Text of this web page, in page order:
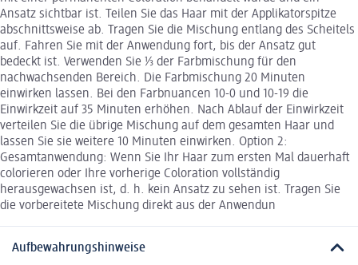
Ansatz sichtbar ist. Teilen Sie das Haar mit der Applikatorspitze
abschnittsweise ab. Tragen Sie die Mischung entlang des Scheitels
auf. Fahren Sie mit der Anwendung fort, bis der Ansatz gut
bedeckt ist. Verwenden Sie ⅓ der Farbmischung für den
nachwachsenden Bereich. Die Farbmischung 20 Minuten
einwirken lassen. Bei den Farbnuancen 10-0 und 10-19 die
Einwirkzeit auf 35 Minuten erhöhen. Nach Ablauf der Einwirkzeit
verteilen Sie die übrige Mischung auf dem gesamten Haar und
lassen Sie sie weitere 10 Minuten einwirken. Option 2:
Gesamtanwendung: Wenn Sie Ihr Haar zum ersten Mal dauerhaft
colorieren oder Ihre vorherige Coloration vollständig
herausgewachsen ist, d. h. kein Ansatz zu sehen ist. Tragen Sie
die vorbereitete Mischung direkt aus der Anwendun
Aufbewahrungshinweise